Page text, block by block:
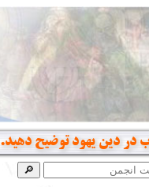
در دين يهود توضيح دهيد.